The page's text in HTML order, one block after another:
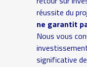
réussite du
ne garantit
Nous vous
significative